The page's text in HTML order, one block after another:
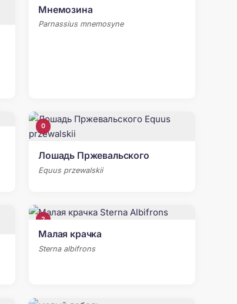
Мнемозина
Parnassius mnemosyne
0
Лошадь Пржевальского
Equus przewalskii
2
Малая крачка
Sterna albifrons